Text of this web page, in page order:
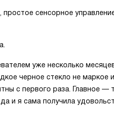
сенсорное
уже несколько
черное стекло не маркое
с первого раза. Главное —
и я сама получила